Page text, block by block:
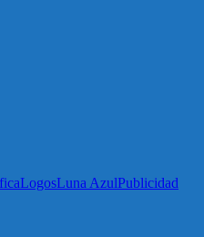
LogosLuna AzulPublicidad